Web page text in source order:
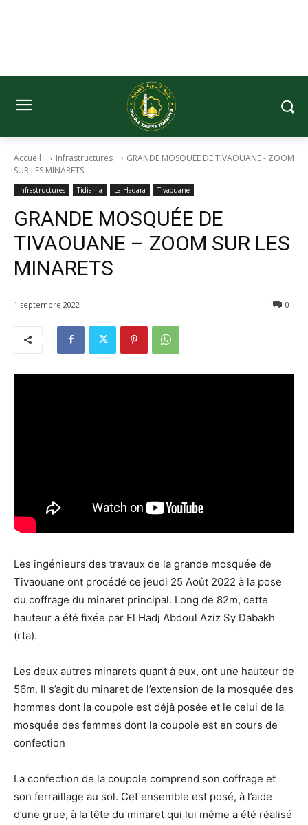
Accueil Infrastructures
GRANDE MOSQUÉE DE TIVAOUANE - ZOOM
SUR LES MINARETS
Infrastructures Tidiania La Hadara Tivaouane
GRANDE MOSQUÉE DE
TIVAOUANE – ZOOM SUR LES
MINARETS
1 septembre 2022 0
Les ingénieurs des travaux de la grande mosquée de
Tivaouane ont procédé ce jeudi 25 Août 2022 à la pose
du coffrage du minaret principal. Long de 82m, cette
hauteur a été fixée par El Hadj Abdoul Aziz Sy Dabakh
(rta).
Les deux autres minarets quant à eux, ont une hauteur de
56m. Il s’agit du minaret de l’extension de la mosquée des
hommes dont la coupole est déjà posée et le celui de la
mosquée des femmes dont la coupole est en cours de
confection
La confection de la coupole comprend son coffrage et
son ferraillage au sol. Cet ensemble est posé, à l’aide
d’une grue, à la tête du minaret qui lui même a été réalisé